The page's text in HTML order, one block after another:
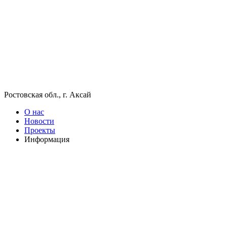
Ростовская обл., г. Аксай
О нас
Новости
Проекты
Информация